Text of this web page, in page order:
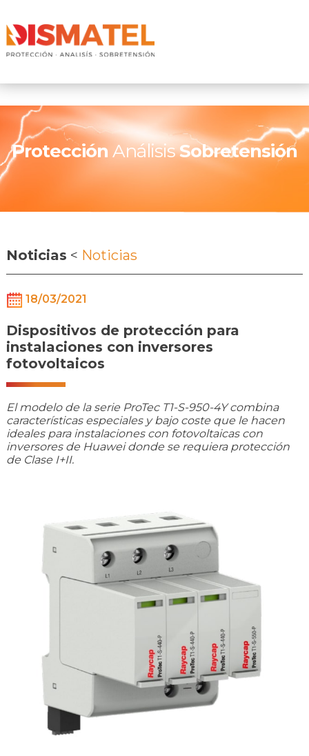
Protección AnálisisSobretensión
Noticias < Noticias
18/03/2021
Dispositivos de protección para
instalaciones con inversores
fotovoltaicos
El modelo de la serie ProTec T1-S-950-4Y combina
características especiales y bajo coste que le hacen
ideales para instalaciones con fotovoltaicas con
inversores de Huawei donde se requiera protección
de Clase I+II.